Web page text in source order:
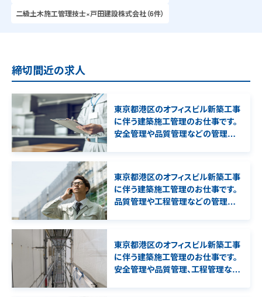
二級土木施工管理技士×戸田建設株式会社（6件）
締切間近の求人
東京都港区のオフィスビル新築工事
に伴う建築施工管理のお仕事です。
安全管理や品質管理などの管理補
東京都港区のオフィスビル新築工事
に伴う建築施工管理のお仕事です。
品質管理や工程管理などの管理補
東京都港区のオフィスビル新築工事
に伴う建築施工管理のお仕事です。
安全管理や品質管理、工程管理など